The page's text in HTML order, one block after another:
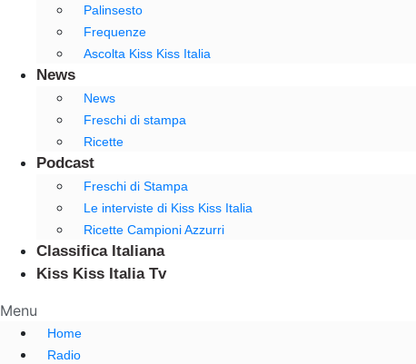
Palinsesto
Frequenze
Ascolta Kiss Kiss Italia
News
News
Freschi di stampa
Ricette
Podcast
Freschi di Stampa
Le interviste di Kiss Kiss Italia
Ricette Campioni Azzurri
Classifica Italiana
Kiss Kiss Italia Tv
Menu
Home
Radio